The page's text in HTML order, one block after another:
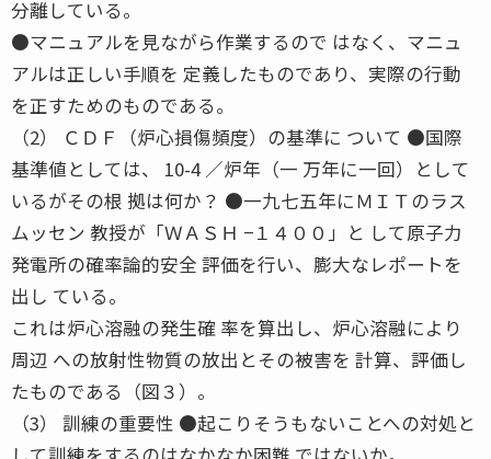
分離している。
●マニュアルを見ながら作業するので はなく、マニュ
アルは正しい手順を 定義したものであり、実際の行動
を正すためのものである。
（2） ＣＤＦ（炉心損傷頻度）の基準に ついて ●国際
基準値としては、 10-4 ／炉年（一 万年に一回）として
いるがその根 拠は何か？ ●一九七五年にＭＩＴのラス
ムッセン 教授が「ＷＡＳＨ −１４００」と して原子力
発電所の確率論的安全 評価を行い、膨大なレポートを
出し ている。
これは炉心溶融の発生確 率を算出し、炉心溶融により
周辺 への放射性物質の放出とその被害を 計算、評価し
たものである（図３）。
（3） 訓練の重要性 ●起こりそうもないことへの対処と